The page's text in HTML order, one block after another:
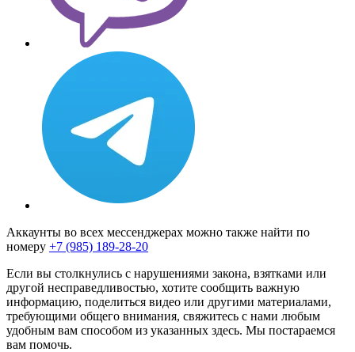
Аккаунты во всех мессенджерах можно также найти по
номеру +7 (985) 189-28-20
Если вы столкнулись с нарушениями закона, взятками или
другой несправедливостью, хотите сообщить важную
информацию, поделиться видео или другими материалами,
требующими общего внимания, свяжитесь с нами любым
удобным вам способом из указанных здесь. Мы постараемся
вам помочь.